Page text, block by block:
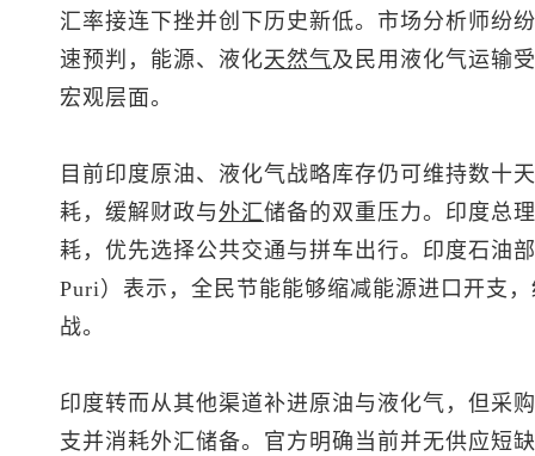
汇率接连下挫并创下历史新低。市场分析师纷
速预判，能源、液化天然气及民用液化气运输
宏观层面。
目前印度原油、液化气战略库存仍可维持数十
耗，缓解财政与 外汇储备的双重压力。印度总
耗，优先选择公共交通与拼车出行。印度石油
Puri）表示，全民节能能够缩减能源进口开支
战。
印度转而从其他渠道补进原油与液化气，但采
支并消耗外汇储备。官方明确当前并无供应短